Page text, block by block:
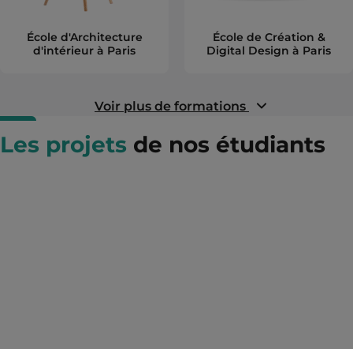
École d'Architecture
d'intérieur à Paris
École de Création &
Digital Design à Paris
Voir plus de formations
Les projets de nos étudiants